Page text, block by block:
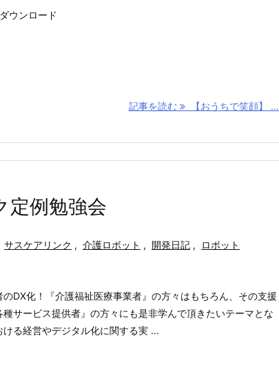
ウンロード
記事を読む 【おうちで笑顔】 ...
定例勉強会
サスケアリンク , 介護ロボット , 開発日記 , ロボット
DX化！『介護福祉医療事業者』の方々はもちろん、その支援
サービス提供者』の方々にも是非学んで頂きたいテーマとな
る経営やデジタル化に関する実 ...